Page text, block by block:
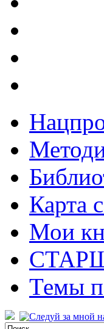
Карта
Мои
Темы